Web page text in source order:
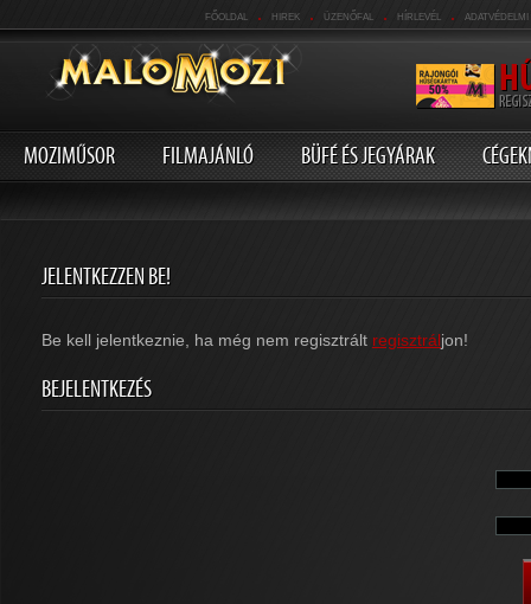
FŐOLDAL . HIREK . ÜZENŐFAL . HÍRLEVÉL . ADATVÉDELMI
MOZIMŰSOR FILMAJÁNLÓ BÜFÉ ÉS JEGYÁRAK
JELENTKEZZEN BE!
Be kell jelentkeznie, ha még nem regisztrált regisztráljon!
BEJELENTKEZÉS